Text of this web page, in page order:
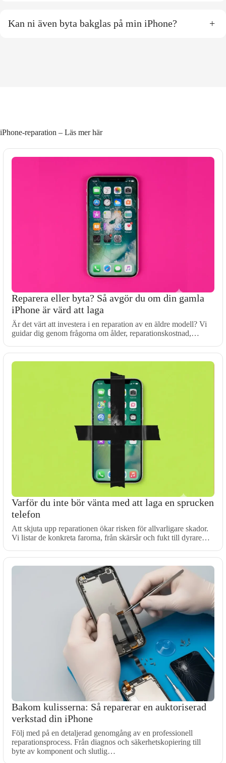
Kan ni även byta bakglas på min iPhone? +
iPhone-reparation – Läs mer här
Reparera eller byta? Så avgör du om din gamla
iPhone är värd att laga
Är det värt att investera i en reparation av en äldre modell? Vi
guidar dig genom frågorna om ålder, reparationskostnad,…
Varför du inte bör vänta med att laga en sprucken
telefon
Att skjuta upp reparationen ökar risken för allvarligare skador.
Vi listar de konkreta farorna, från skärsår och fukt till dyrare…
Bakom kulisserna: Så reparerar en auktoriserad
verkstad din iPhone
Följ med på en detaljerad genomgång av en professionell
reparationsprocess. Från diagnos och säkerhetskopiering till
byte av komponent och slutlig…